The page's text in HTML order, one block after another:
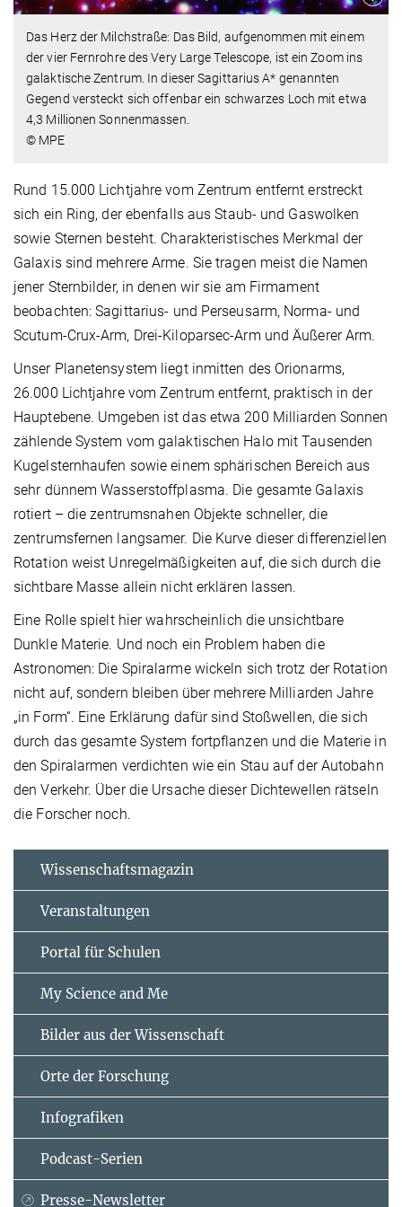
Das Herz der Milchstraße: Das Bild, aufgenommen mit einem
der vier Fernrohre des Very Large Telescope, ist ein Zoom ins
galaktische Zentrum. In dieser Sagittarius A* genannten
Gegend versteckt sich offenbar ein schwarzes Loch mit etwa
4,3 Millionen Sonnenmassen.
© MPE
Rund 15.000 Lichtjahre vom Zentrum entfernt erstreckt
sich ein Ring, der ebenfalls aus Staub- und Gaswolken
sowie Sternen besteht. Charakteristisches Merkmal der
Galaxis sind mehrere Arme. Sie tragen meist die Namen
jener Sternbilder, in denen wir sie am Firmament
beobachten: Sagittarius- und Perseusarm, Norma- und
Scutum-Crux-Arm, Drei-Kiloparsec-Arm und Äußerer Arm.
Unser Planetensystem liegt inmitten des Orionarms,
26.000 Lichtjahre vom Zentrum entfernt, praktisch in der
Hauptebene. Umgeben ist das etwa 200 Milliarden Sonnen
zählende System vom galaktischen Halo mit Tausenden
Kugelsternhaufen sowie einem sphärischen Bereich aus
sehr dünnem Wasserstoffplasma. Die gesamte Galaxis
rotiert – die zentrumsnahen Objekte schneller, die
zentrumsfernen langsamer. Die Kurve dieser differenziellen
Rotation weist Unregelmäßigkeiten auf, die sich durch die
sichtbare Masse allein nicht erklären lassen.
Eine Rolle spielt hier wahrscheinlich die unsichtbare
Dunkle Materie. Und noch ein Problem haben die
Astronomen: Die Spiralarme wickeln sich trotz der Rotation
nicht auf, sondern bleiben über mehrere Milliarden Jahre
„in Form“. Eine Erklärung dafür sind Stoßwellen, die sich
durch das gesamte System fortpflanzen und die Materie in
den Spiralarmen verdichten wie ein Stau auf der Autobahn
den Verkehr. Über die Ursache dieser Dichtewellen rätseln
die Forscher noch.
Wissenschaftsmagazin
Veranstaltungen
Portal für Schulen
My Science and Me
Bilder aus der Wissenschaft
Orte der Forschung
Infografiken
Podcast-Serien
Presse-Newsletter